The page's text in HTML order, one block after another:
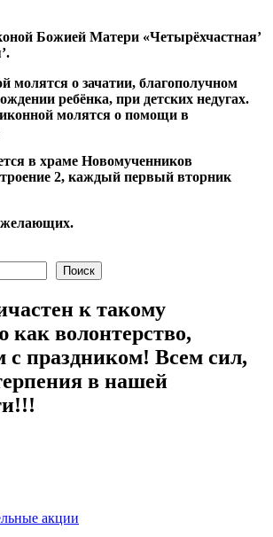
Божией Матери «Четырёхчастная’
молятся о зачатии, благополучном
ребёнка, при детских недугах.
молятся о помощи в
в храме Новомученников
2, каждый первый вторник
желающих.
Поиск
к такому
как волонтерство,
с праздником! Всем сил,
в нашей
акции